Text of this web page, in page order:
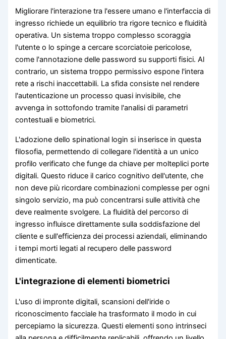
Migliorare l'interazione tra l'essere umano e l'interfaccia di
ingresso richiede un equilibrio tra rigore tecnico e fluidità
operativa. Un sistema troppo complesso scoraggia
l'utente o lo spinge a cercare scorciatoie pericolose,
come l'annotazione delle password su supporti fisici. Al
contrario, un sistema troppo permissivo espone l'intera
rete a rischi inaccettabili. La sfida consiste nel rendere
l'autenticazione un processo quasi invisibile, che
avvenga in sottofondo tramite l'analisi di parametri
contestuali e biometrici.
L'adozione dello spinational login si inserisce in questa
filosofia, permettendo di collegare l'identità a un unico
profilo verificato che funge da chiave per molteplici porte
digitali. Questo riduce il carico cognitivo dell'utente, che
non deve più ricordare combinazioni complesse per ogni
singolo servizio, ma può concentrarsi sulle attività che
deve realmente svolgere. La fluidità del percorso di
ingresso influisce direttamente sulla soddisfazione del
cliente e sull'efficienza dei processi aziendali, eliminando
i tempi morti legati al recupero delle password
dimenticate.
L'integrazione di elementi biometrici
L'uso di impronte digitali, scansioni dell'iride o
riconoscimento facciale ha trasformato il modo in cui
percepiamo la sicurezza. Questi elementi sono intrinseci